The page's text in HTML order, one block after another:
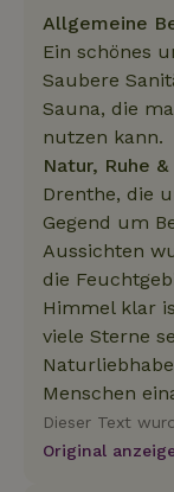
Allgemeine
Ein schönes
Saubere
Sauna, die
nutzen kann.
Natur, Ruhe
Drenthe, die
Gegend um
Aussichten
die
Himmel klar
viele Sterne
Menschen
Dieser Text
Original